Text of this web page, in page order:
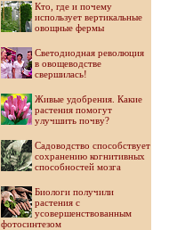
Кто, где и почему
использует вертикальные
овощные фермы
Светодиодная революция
в овощеводстве
свершилась!
Живые удобрения. Какие
растения помогут
улучшить почву?
Садоводство способствует
сохранению когнитивных
способностей мозга
Биологи получили
растения с
усовершенствованным
фотосинтезом